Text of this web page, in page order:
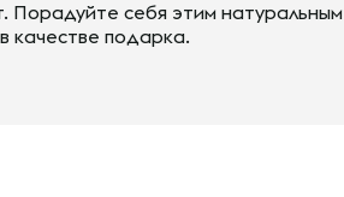
Порадуйте себя этим натуральным
качестве подарка.